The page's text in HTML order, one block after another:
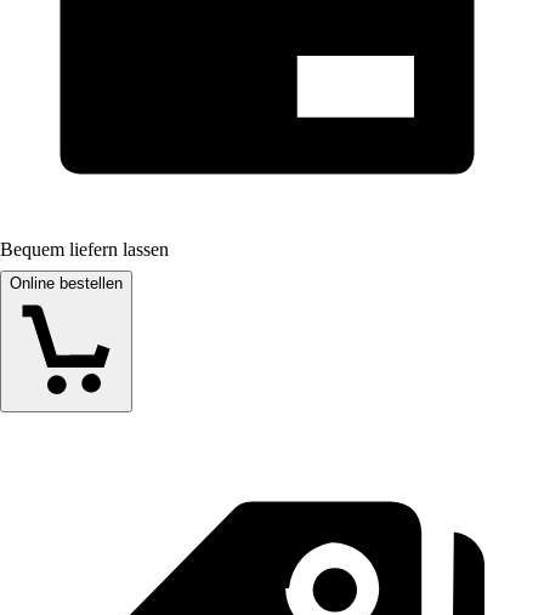
Bequem liefern lassen
Online bestellen